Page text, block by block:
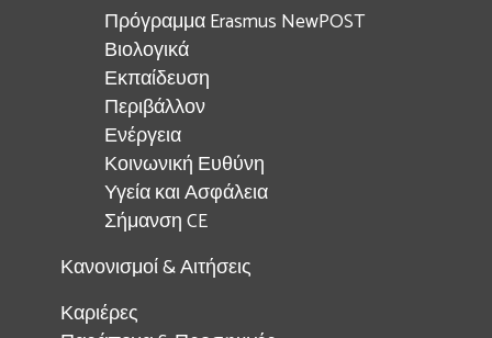
Πρόγραμμα Erasmus NewPOST
Βιολογικά
Εκπαίδευση
Περιβάλλον
Ενέργεια
Κοινωνική Ευθύνη
Υγεία και Ασφάλεια
Σήμανση CE
Κανονισμοί & Αιτήσεις
Καριέρες